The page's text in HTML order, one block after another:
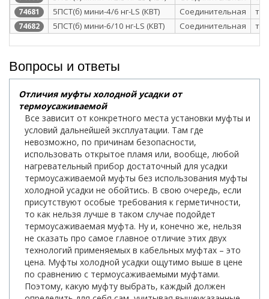
74681 5ПСТ(б) мини-4/6 нг-LS (КВТ) Соединительная
74682 5ПСТ(б) мини-6/10 нг-LS (КВТ) Соединительная
Вопросы и ответы
Отличия муфты холодной усадки от
термоусаживаемой
Все зависит от конкретного места установки муфты и
условий дальнейшей эксплуатации. Там где
невозможно, по причинам безопасности,
использовать открытое пламя или, вообще, любой
нагревательный прибор достаточный для усадки
термоусаживаемой муфты без использования муфты
холодной усадки не обойтись. В свою очередь, если
присутствуют особые требования к герметичности,
то как нельзя лучше в таком случае подойдет
термоусаживаемая муфта. Ну и, конечно же, нельзя
не сказать про самое главное отличие этих двух
технологий применяемых в кабельных муфтах – это
цена. Муфты холодной усадки ощутимо выше в цене
по сравнению с термоусаживаемыми муфтами.
Поэтому, какую муфту выбрать, каждый должен